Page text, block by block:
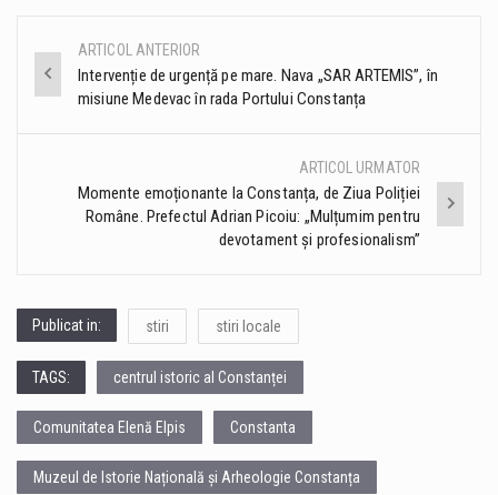
Post
navigation
ARTICOL ANTERIOR
Intervenție de urgență pe mare. Nava „SAR ARTEMIS”, în
misiune Medevac în rada Portului Constanța
ARTICOL URMATOR
Momente emoționante la Constanța, de Ziua Poliției
Române. Prefectul Adrian Picoiu: „Mulțumim pentru
devotament și profesionalism”
Publicat in: stiri stiri locale
TAGS: centrul istoric al Constanței
Comunitatea Elenă Elpis Constanta
Muzeul de Istorie Națională și Arheologie Constanța